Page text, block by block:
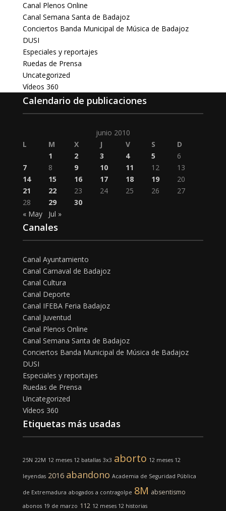
Canal Plenos Online
Canal Semana Santa de Badajoz
Conciertos Banda Municipal de Música de Badajoz
DUSI
Especiales y reportajes
Ruedas de Prensa
Uncategorized
Vídeos 360
Calendario de publicaciones
junio 2010
L
M X J V S
D
1
2 3 4 5
6
7
8 9 10 11 12
13
14
15 16 17 18 19
20
21
22 23 24 25 26
27
28
29
30
« May
Jul »
Canales
Canal Ayuntamiento
Canal Carnaval de Badajoz
Canal Cultura
Canal Deporte
Canal IFEBA Feria Badajoz
Canal Juventud
Canal Plenos Online
Canal Semana Santa de Badajoz
Conciertos Banda Municipal de Música de Badajoz
DUSI
Especiales y reportajes
Ruedas de Prensa
Uncategorized
Vídeos 360
Etiquetas más usadas
25N 22M 12 meses 12 batallas 3x3 aborto 12 meses 12
leyendas 2016 abandono Academia de Seguridad Pública
de Extremadura abogados a contragolpe 8M absentismo
abonos 19 de marzo 112 12 meses 12 historias